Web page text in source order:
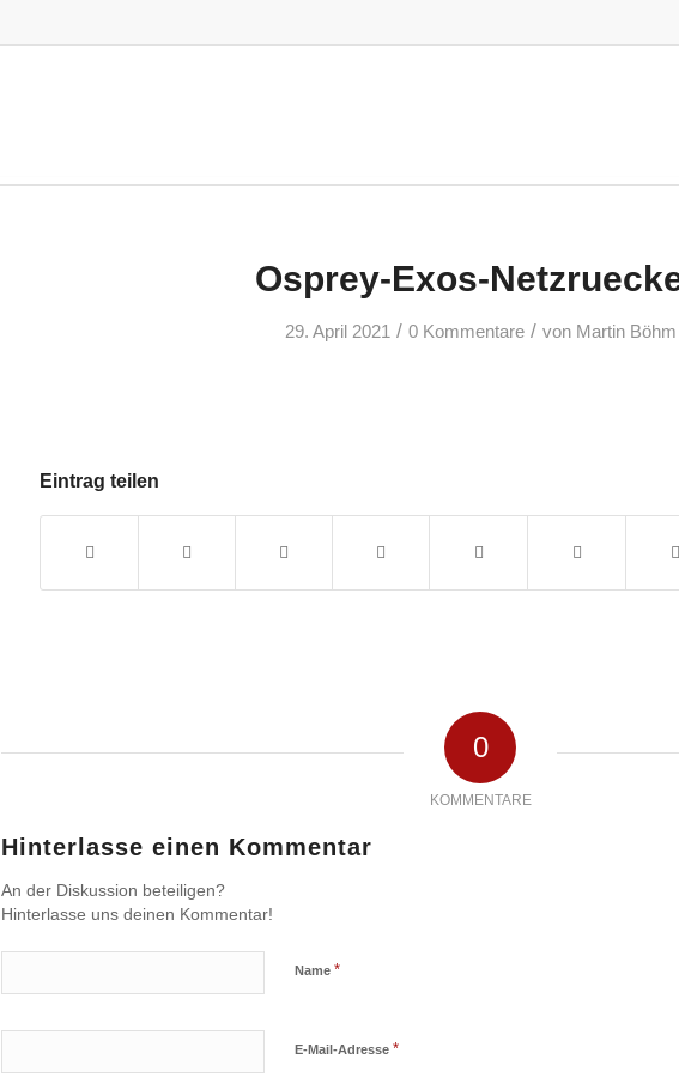
Osprey-Exos-
29. April 2021 / 0 Kommentare / von Martin Böhm
Eintrag teilen
0
KOMMENTARE
Hinterlasse einen Kommentar
An der Diskussion beteiligen?
Hinterlasse uns deinen Kommentar!
Name *
E-Mail-Adresse *